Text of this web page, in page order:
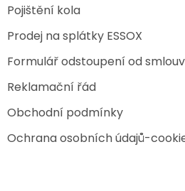
Pojištění kola
Prodej na splátky ESSOX
Formulář odstoupení od
Reklamační řád
Obchodní podmínky
Ochrana osobních údajů-